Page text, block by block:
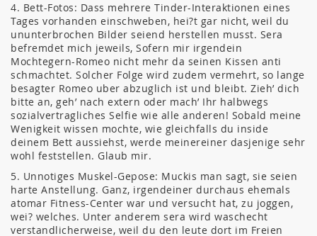
4. Bett-Fotos: Dass mehrere Tinder-Interaktionen eines
Tages vorhanden einschweben, hei?t gar nicht, weil du
ununterbrochen Bilder seiend herstellen musst. Sera
befremdet mich jeweils, Sofern mir irgendein
Mochtegern-Romeo nicht mehr da seinen Kissen anti
schmachtet. Solcher Folge wird zudem vermehrt, so lange
besagter Romeo uber abzuglich ist und bleibt. Zieh’ dich
bitte an, geh’ nach extern oder mach’ Ihr halbwegs
sozialvertragliches Selfie wie alle anderen! Sobald meine
Wenigkeit wissen mochte, wie gleichfalls du inside
deinem Bett aussiehst, werde meinereiner dasjenige sehr
wohl feststellen. Glaub mir.
5. Unnotiges Muskel-Gepose: Muckis man sagt, sie seien
harte Anstellung. Ganz, irgendeiner durchaus ehemals
atomar Fitness-Center war und versucht hat, zu joggen,
wei? welches. Unter anderem sera wird waschecht
verstandlicherweise, weil du den leute dort im Freien